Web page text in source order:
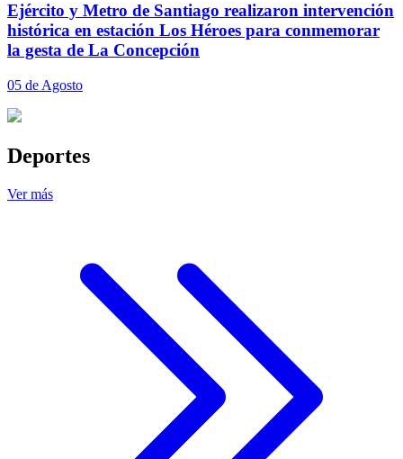
Ejército y Metro de Santiago realizaron intervención
histórica en estación Los Héroes para conmemorar
la gesta de La Concepción
05 de Agosto
Deportes
Ver más